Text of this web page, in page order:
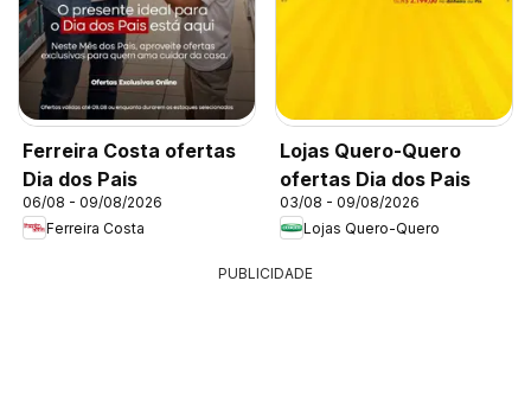
Ferreira Costa ofertas
Dia dos Pais
06/08 - 09/08/2026
Ferreira Costa
Lojas Quero-Quero
ofertas Dia dos Pais
03/08 - 09/08/2026
Lojas Quero-Quero
PUBLICIDADE